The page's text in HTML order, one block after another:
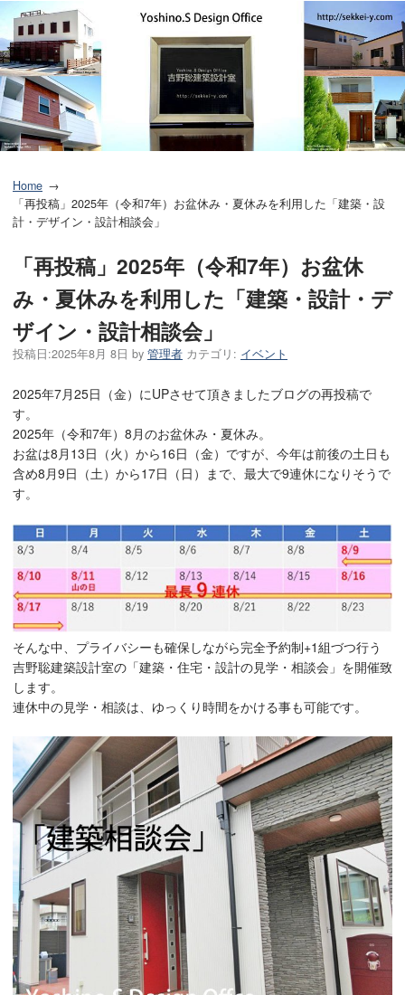
Home
「再投稿」2025年（令和7年）お盆休み・夏休みを利用した「建築・設
計・デザイン・設計相談会」
「再投稿」2025年（令和7年）お盆休
み・夏休みを利用した「建築・設計・デ
ザイン・設計相談会」
投稿日:2025年8月 8日 by 管理者 カテゴリ: イベント
2025年7月25日（金）にUPさせて頂きましたブログの再投稿で
す。
2025年（令和7年）8月のお盆休み・夏休み。
お盆は8月13日（火）から16日（金）ですが、今年は前後の土日も
含め8月9日（土）から17日（日）まで、最大で9連休になりそうで
す。
そんな中、プライバシーも確保しながら完全予約制+1組づつ行う
吉野聡建築設計室の「建築・住宅・設計の見学・相談会」を開催致
します。
連休中の見学・相談は、ゆっくり時間をかける事も可能です。